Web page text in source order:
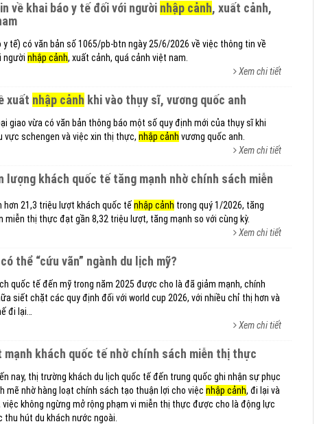
về khai báo y tế đối với người nhập cảnh, xuất cảnh,
y tế) có văn bản số 1065/pb-btn ngày 25/6/2026 về việc thông tin về
người nhập cảnh, xuất cảnh, quá cảnh việt nam.
Xem chi tiết
xuất nhập cảnh khi vào thụy sĩ, vương quốc anh
giao vừa có văn bản thông báo một số quy định mới của thụy sĩ khi
vực schengen và việc xin thị thực, nhập cảnh vương quốc anh.
Xem chi tiết
hơn 21,3 triệu lượt khách quốc tếnhập cảnh trong quý 1/2026, tăng
miễn thị thực đạt gần 8,32 triệu lượt, tăng mạnh so với cùng kỳ.
Xem chi tiết
thể “cứu vãn” ngành du lịch mỹ?
quốc tế đến mỹ trong năm 2025 được cho là đã giảm mạnh, chính
siết chặt các quy định đối với world cup 2026, với nhiều chỉ thị hơn và
đi lại…
Xem chi tiết
mạnh khách quốc tế nhờ chính sách miễn thị thực
nay, thị trường khách du lịch quốc tế đến trung quốc ghi nhận sự phục
mẽ nhờ hàng loạt chính sách tạo thuận lợi cho việc nhập cảnh, đi lại và
việc không ngừng mở rộng phạm vi miễn thị thực được cho là động lực
thu hút du khách nước ngoài.